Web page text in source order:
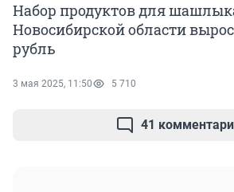
Набор продуктов для
Новосибирской области вырос
рубль
3 мая 2025, 11:50 5 710
41